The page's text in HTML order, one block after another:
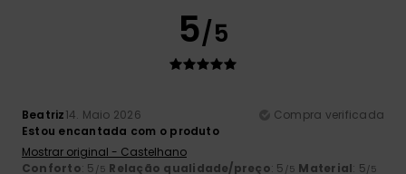
5/5
Beatriz14. Maio 2026
Compra verificada
Estou encantada com o produto
Mostrar original - Castelhano
Conforto: 5 /5 Relação qualidade/preço: 5 /5 Material: 5/5